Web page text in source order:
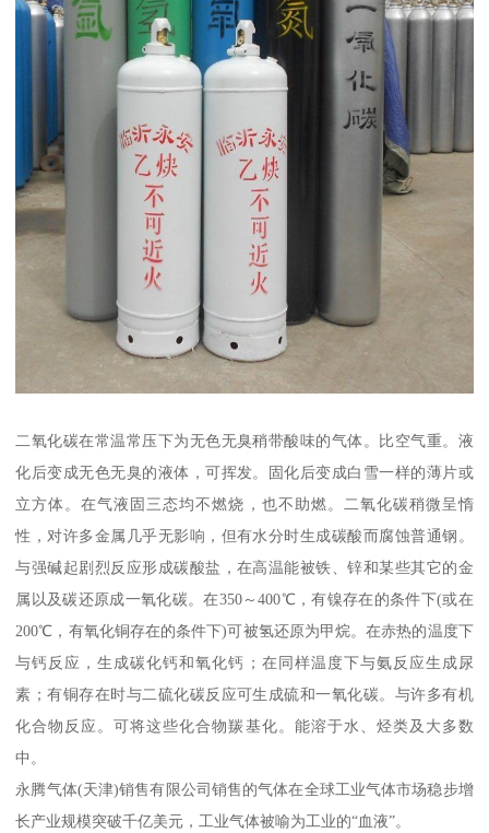
二氧化碳在常温常压下为无色无臭稍带酸味的气体。比空气重。液
化后变成无色无臭的液体，可挥发。固化后变成白雪一样的薄片或
立方体。在气液固三态均不燃烧，也不助燃。二氧化碳稍微呈惰
性，对许多金属几乎无影响，但有水分时生成碳酸而腐蚀普通钢。
与强碱起剧烈反应形成碳酸盐，在高温能被铁、锌和某些其它的金
属以及碳还原成一氧化碳。在350～400℃，有镍存在的条件下(或在
200℃，有氧化铜存在的条件下)可被氢还原为甲烷。在赤热的温度下
与钙反应，生成碳化钙和氧化钙；在同样温度下与氨反应生成尿
素；有铜存在时与二硫化碳反应可生成硫和一氧化碳。与许多有机
化合物反应。可将这些化合物羰基化。能溶于水、烃类及大多数
中。
永腾气体(天津)销售有限公司销售的气体在全球工业气体市场稳步增
长产业规模突破千亿美元，工业气体被喻为工业的“血液”。